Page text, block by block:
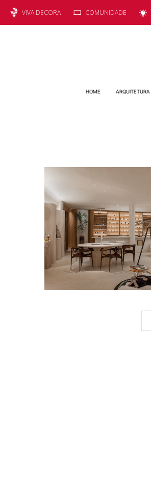
VIVA DECORA COMUNIDADE
HOME ARQUITETURA